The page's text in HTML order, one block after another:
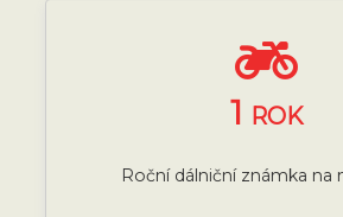
1 ROK
Roční dálniční známka na